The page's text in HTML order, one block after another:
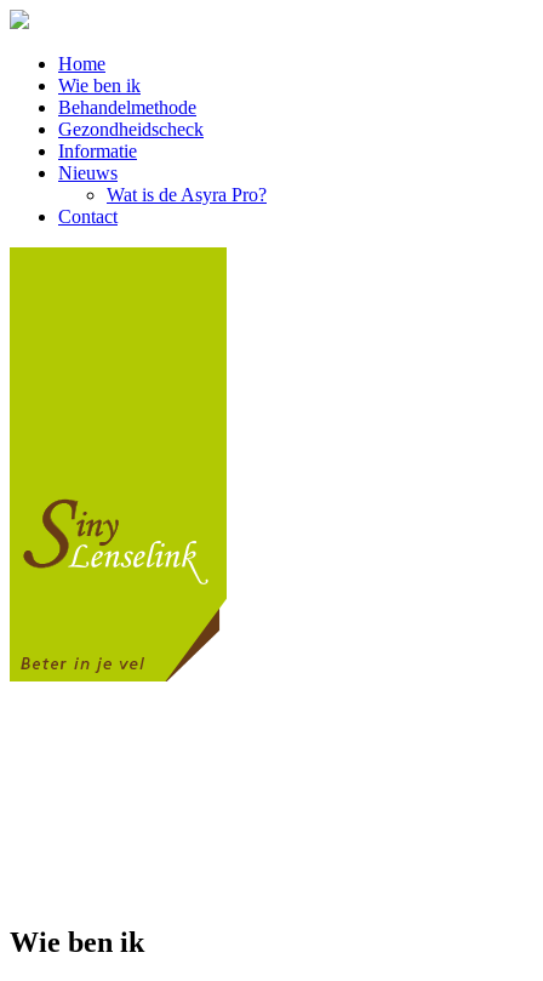
Home
Wie ben ik
Behandelmethode
Gezondheidscheck
Informatie
Nieuws
Wat is de Asyra Pro?
Contact
Wie ben ik